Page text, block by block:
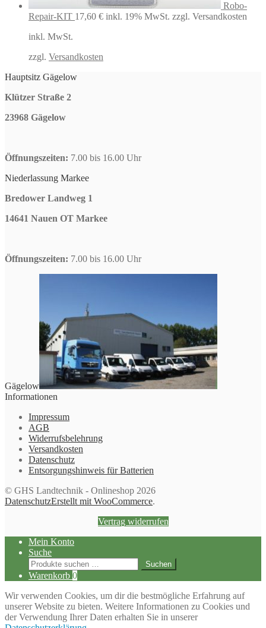
Robo-
Repair-KIT 17,60 € inkl. 19% MwSt. zzgl. Versandkosten
inkl. MwSt.
zzgl. Versandkosten
Hauptsitz Gägelow
Klützer Straße 2
23968 Gägelow
Öffnungszeiten: 7.00 bis 16.00 Uhr
Niederlassung Markee
Bredower Landweg 1
14641 Nauen OT Markee
Öffnungszeiten: 7.00 bis 16.00 Uhr
Gägelow
Informationen
Impressum
AGB
Widerrufsbelehrung
Versandkosten
Datenschutz
Entsorgungshinweis für Batterien
© GHS Landtechnik - Onlineshop 2026
DatenschutzErstellt mit WooCommerce.
Vertrag widerrufen
Mein Konto
Suche
Suchen
nach:
Suchen
Warenkorb 0
Wir verwenden Cookies, um dir die bestmögliche Erfahrung auf
unserer Website zu bieten. Weitere Informationen zu Cookies und
der Verwendung Ihrer Daten erhalten Sie in unserer